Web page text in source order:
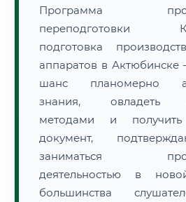
Программа
переподготовки
подготовка
аппаратов в Актюбинске
шанс планомерно
знания, овладеть
методами и
документ,
заниматься
деятельностью в
большинства